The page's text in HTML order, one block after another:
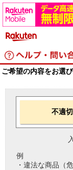
ご希望の内容をお選
不適
例
・違法な商品（